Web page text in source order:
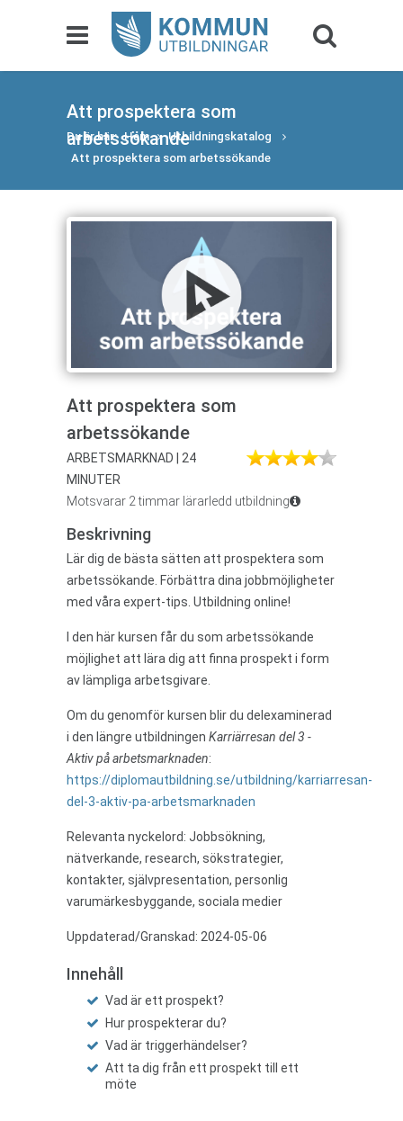
Att prospektera som
arbetssökande
Du är här: Hem
Utbildningskatalog
Att prospektera som arbetssökande
Att prospektera som
arbetssökande
ARBETSMARKNAD | 24
MINUTER
Motsvarar 2 timmar lärarledd utbildning
Beskrivning
Lär dig de bästa sätten att prospektera som
arbetssökande. Förbättra dina jobbmöjligheter
med våra expert-tips. Utbildning online!
I den här kursen får du som arbetssökande
möjlighet att lära dig att finna prospekt i form
av lämpliga arbetsgivare.
Om du genomför kursen blir du delexaminerad
i den längre utbildningen Karriärresan del 3 -
Aktiv på arbetsmarknaden:
https://diplomautbildning.se/utbildning/karriarresan-
del-3-aktiv-pa-arbetsmarknaden
Relevanta nyckelord: Jobbsökning,
nätverkande, research, sökstrategier,
kontakter, självpresentation, personlig
varumärkesbyggande, sociala medier
Uppdaterad/Granskad: 2024-05-06
Innehåll
Vad är ett prospekt?
Hur prospekterar du?
Vad är triggerhändelser?
Att ta dig från ett prospekt till ett
möte